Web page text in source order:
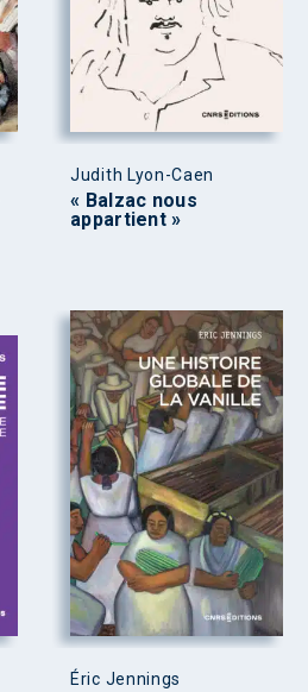
Judith Lyon-Caen
« Balzac nous
appartient »
Éric Jennings